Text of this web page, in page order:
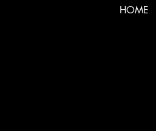
HOME